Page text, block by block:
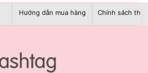
Hướng dẫn mua hàng Chính sách